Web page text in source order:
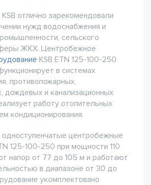
отлично зарекомендовали
нужд водоснабжения и
сельского
ЖКХ. Центробежное
KSB ETN 125-100-250
в системах
противопожарных,
дождевых и канализационных
работу отопительных
кондиционирования.
центробежные
125-100-250 при мощности 110
напор от 77 до 105 м и работают
в диапазоне от 30 до
укомплектовано